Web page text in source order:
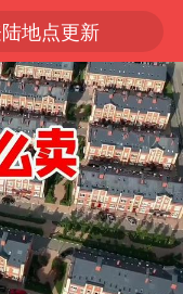
地点更新
以“新”破局 首发经济点亮城市消费活力
48小时警戒线
中方回应是否在太平洋海底开采稀土
中国已成定局
佛得角门将亮相智利俱乐部主场
10万获刑1年